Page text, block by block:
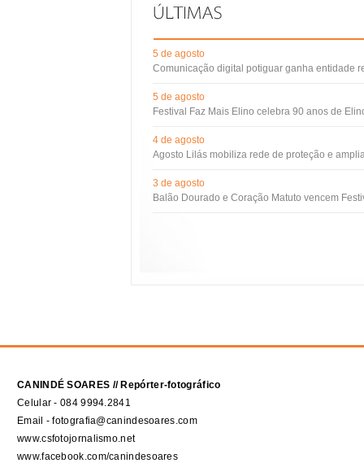
5 de agosto
Comunicação digital potiguar ganha entidade
5 de agosto
Festival Faz Mais Elino celebra 90 anos de
4 de agosto
Agosto Lilás mobiliza rede de proteção e
3 de agosto
Balão Dourado e Coração Matuto vencem
CANINDÉ SOARES // Repórter-fotográfico
Celular - 084 9994.2841
Email - fotografia@canindesoares.com
www.csfotojornalismo.net
www.facebook.com/canindesoares